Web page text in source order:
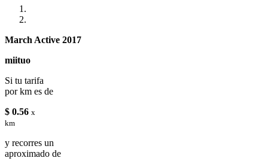
March Active 2017
miituo
Si tu tarifa
por km es de
$ 0.56 x
km
y recorres un
aproximado de